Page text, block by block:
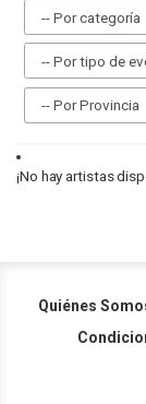
¡No hay artistas
Quiénes